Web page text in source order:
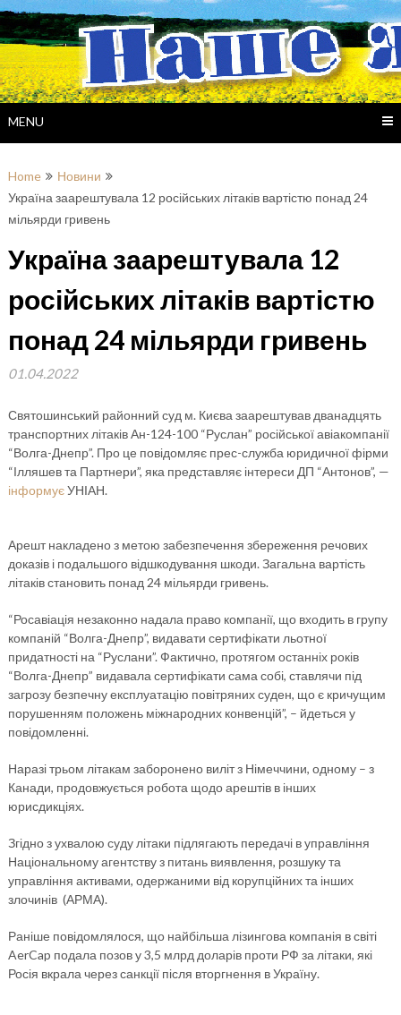
Skip
to
content
MENU
Home
Новини
Україна заарештувала 12 російських літаків вартістю понад 24
мільярди гривень
Україна заарештувала 12
російських літаків вартістю
понад 24 мільярди гривень
01.04.2022
Святошинський районний суд м. Києва заарештував дванадцять
транспортних літаків Ан-124-100 “Руслан” російської авіакомпанії
“Волга-Днепр”. Про це повідомляє прес-служба юридичної фірми
“Ілляшев та Партнери”, яка представляє інтереси ДП “Антонов”, —
інформуєУНІАН.
Арешт накладено з метою забезпечення збереження речових
доказів і подальшого відшкодування шкоди. Загальна вартість
літаків становить понад 24 мільярди гривень.
“Росавіація незаконно надала право компанії, що входить в групу
компаній “Волга-Днепр”, видавати сертифікати льотної
придатності на “Руслани”. Фактично, протягом останніх років
“Волга-Днепр” видавала сертифікати сама собі, ставлячи під
загрозу безпечну експлуатацію повітряних суден, що є кричущим
порушенням положень міжнародних конвенцій”, – йдеться у
повідомленні.
Наразі трьом літакам заборонено виліт з Німеччини, одному – з
Канади, продовжується робота щодо арештів в інших
юрисдикціях.
Згідно з ухвалою суду літаки підлягають передачі в управління
Національному агентству з питань виявлення, розшуку та
управління активами, одержаними від корупційних та інших
злочинів (АРМА).
Раніше повідомлялося, що найбільша лізингова компанія в світі
AerCap подала позов у 3,5 млрд доларів проти РФ за літаки, які
Росія вкрала через санкції після вторгнення в Україну.